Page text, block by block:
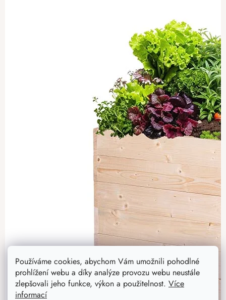
Používáme cookies, abychom Vám umožnili pohodlné
prohlížení webu a díky analýze provozu webu neustále
zlepšovali jeho funkce, výkon a použitelnost. Více
informací